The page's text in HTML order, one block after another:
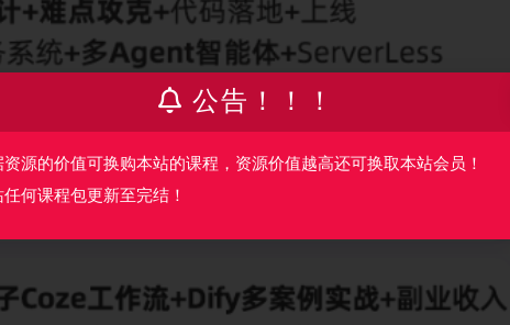
公告！！！
资源的价值可换购本站的课程，资源价值越高还可换取本站会员！
任何课程包更新至完结！